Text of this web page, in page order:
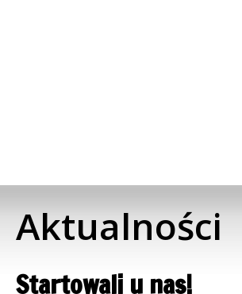
Aktualności
Startowali u nas!